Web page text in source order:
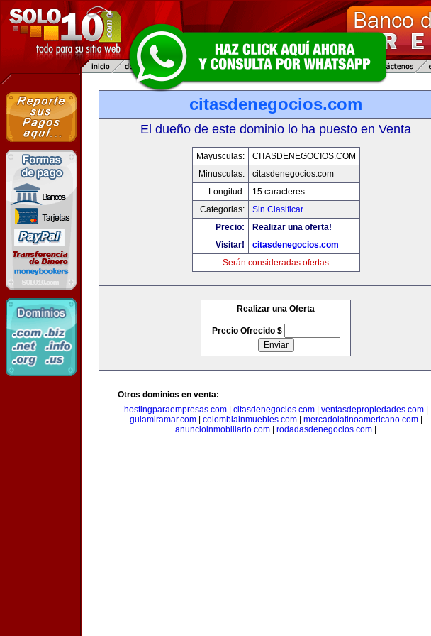
citasdenegocios.com
El dueño de este dominio lo ha puesto en Venta
Mayusculas:
CITASDENEGOCIOS.COM
Minusculas:
citasdenegocios.com
Longitud:
15 caracteres
Categorias:
Sin Clasificar
Precio:
Realizar una oferta!
Visitar!
citasdenegocios.com
Serán consideradas ofertas
Realizar una Oferta
Precio Ofrecido $
Otros dominios en venta:
hostingparaempresas.com| citasdenegocios.com| ventasdepropiedades.com|
guiamiramar.com| colombiainmuebles.com| mercadolatinoamericano.com|
anuncioinmobiliario.com
rodadasdenegocios.com